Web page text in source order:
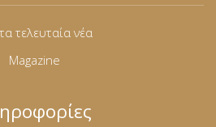
τελευταία νέα
Magazine